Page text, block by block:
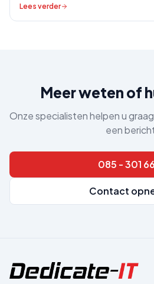
Lees verder
Meer weten of
Onze specialisten helpen u
een
085 - 301
Contact